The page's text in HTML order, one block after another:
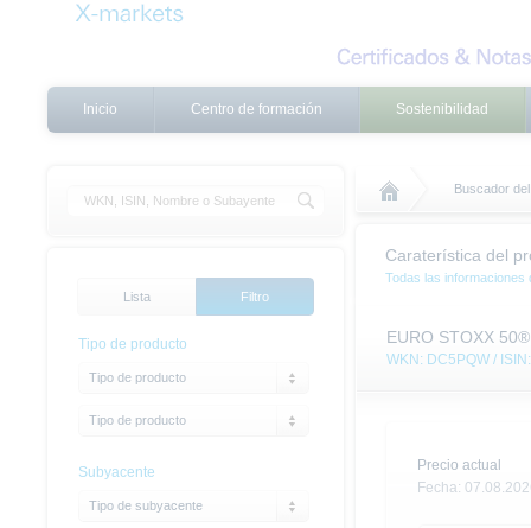
Inicio Centro de formación Sostenibilidad
Buscador
Caraterística del
Todas las informaciones
EURO STOXX
WKN: DC5PQW /
Precio actual
Fecha:
Lista Filtro
Tipo de producto
Tipo de producto
Tipo de producto
Subyacente
Tipo de subyacente